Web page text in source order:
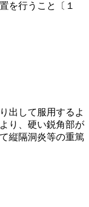
を行うこと〔１
出して服用するよ
り、硬い鋭角部が
縦隔洞炎等の重篤